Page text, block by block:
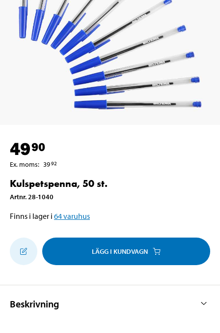
4990
Ex. moms: 3992
Kulspetspenna, 50 st.
Artnr. 28-1040
Finns i lager i 64varuhus
LÄGG I KUNDVAGN
Beskrivning